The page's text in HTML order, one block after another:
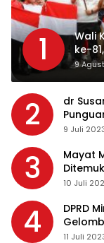
1
Wali
ke-
9
2
dr
Dohot
9 Juli
3
Mayat
10 Juli
4
DPRD
11 Juli